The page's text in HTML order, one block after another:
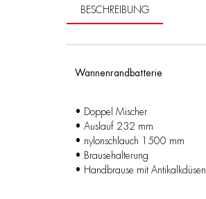
BESCHREIBUNG
Wannenrandbatterie
• Doppel Mischer
• Auslauf 232 mm
• nylonschlauch 1500 mm
• Brausehalterung
• Handbrause mit Antikalkdüsen